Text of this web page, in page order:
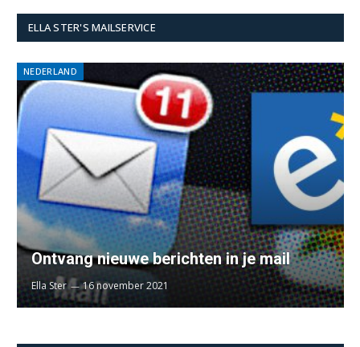
ELLA STER'S MAILSERVICE
NEDERLAND
Ontvang nieuwe berichten in je mail
Ella Ster 16 november 2021